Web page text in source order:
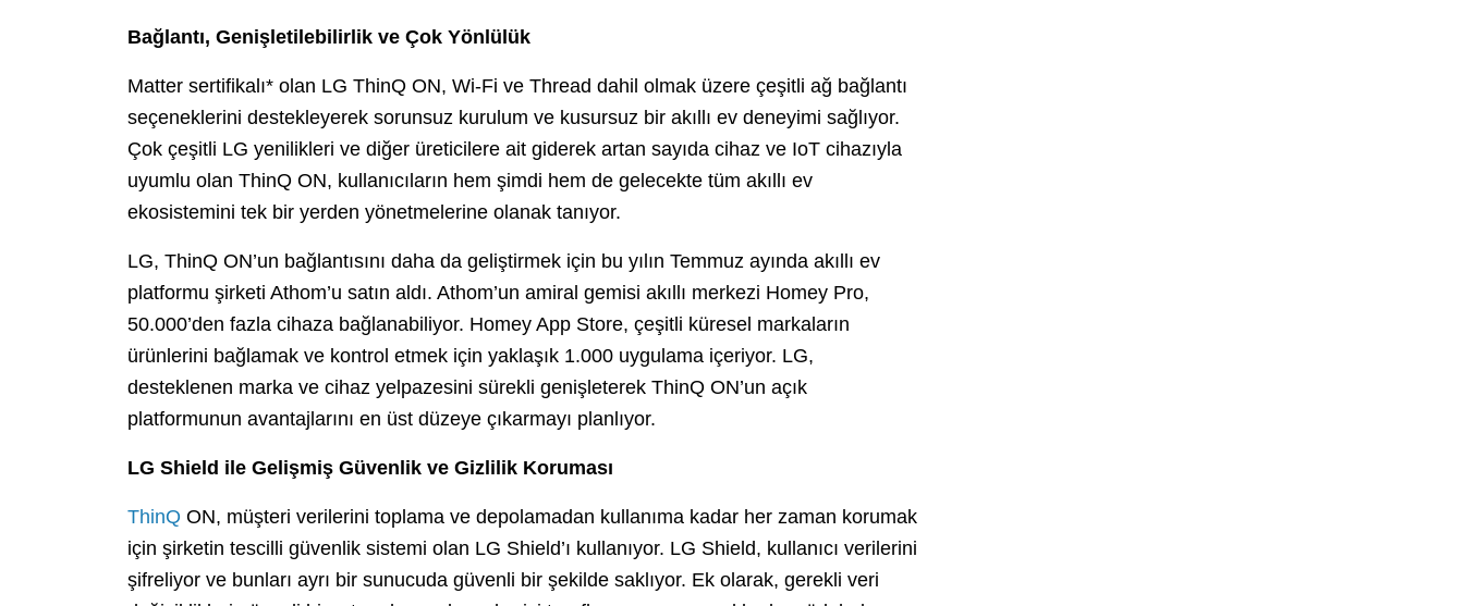
Bağlantı, Genişletilebilirlik ve Çok Yönlülük
Matter sertifikalı* olan LG ThinQ ON, Wi-Fi ve Thread dahil olmak üzere çeşitli ağ bağlantı
seçeneklerini destekleyerek sorunsuz kurulum ve kusursuz bir akıllı ev deneyimi sağlıyor.
Çok çeşitli LG yenilikleri ve diğer üreticilere ait giderek artan sayıda cihaz ve IoT cihazıyla
uyumlu olan ThinQ ON, kullanıcıların hem şimdi hem de gelecekte tüm akıllı ev
ekosistemini tek bir yerden yönetmelerine olanak tanıyor.
LG, ThinQ ON’un bağlantısını daha da geliştirmek için bu yılın Temmuz ayında akıllı ev
platformu şirketi Athom’u satın aldı. Athom’un amiral gemisi akıllı merkezi Homey Pro,
50.000’den fazla cihaza bağlanabiliyor. Homey App Store, çeşitli küresel markaların
ürünlerini bağlamak ve kontrol etmek için yaklaşık 1.000 uygulama içeriyor. LG,
desteklenen marka ve cihaz yelpazesini sürekli genişleterek ThinQ ON’un açık
platformunun avantajlarını en üst düzeye çıkarmayı planlıyor.
LG Shield ile Gelişmiş Güvenlik ve Gizlilik Koruması
ThinQ ON, müşteri verilerini toplama ve depolamadan kullanıma kadar her zaman korumak
için şirketin tescilli güvenlik sistemi olan LG Shield’ı kullanıyor. LG Shield, kullanıcı verilerini
şifreliyor ve bunları ayrı bir sunucuda güvenli bir şekilde saklıyor. Ek olarak, gerekli veri